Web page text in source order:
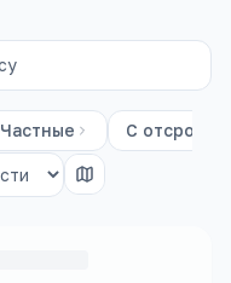
Частные С